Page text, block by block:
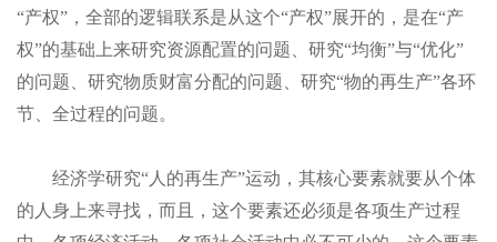
“产权”，全部的逻辑联系是从这个“产权”展开的，是在“产
权”的基础上来研究资源配置的问题、研究“均衡”与“优化”
的问题、研究物质财富分配的问题、研究“物的再生产”各环
节、全过程的问题。
经济学研究“人的再生产”运动，其核心要素就要从个体
的人身上来寻找，而且，这个要素还必须是各项生产过程